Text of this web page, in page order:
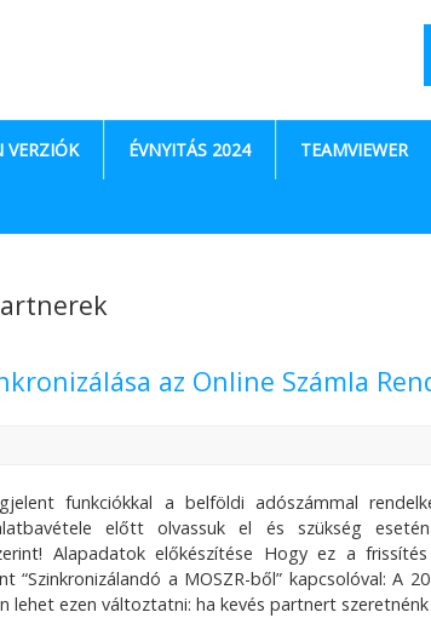
VERZIÓK ÉVNYITÁS 2024 TEAMVIEWER
az Online Számla
funkciókkal a belföldi adószámmal
előtt olvassuk el és szükség
Alapadatok előkészítése Hogy ez a
“Szinkronizálandó a MOSZR-ből” kapcsolóval: A
lehet ezen változtatni: ha kevés partnert